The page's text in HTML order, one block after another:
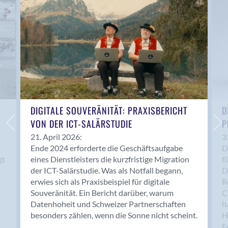
Anwil
Appenzell
Au SG
Baar
Baden
Balsthal
Balzers
Basel
Bassersdorf
Belp
Bendern
Benken (SG)
Bergdietikon
Berlin
Bern
Bern - Liebefeld
DIGITALE SOUVERÄNITÄT: PRAXISBERICHT
VON DER ICT-SALÄRSTUDIE
21. April 2026:
Ende 2024 erforderte die Geschäftsaufgabe
eines Dienstleisters die kurzfristige Migration
der ICT-Salärstudie. Was als Notfall begann,
erwies sich als Praxisbeispiel für digitale
Souveränität. Ein Bericht darüber, warum
Datenhoheit und Schweizer Partnerschaften
besonders zählen, wenn die Sonne nicht scheint.